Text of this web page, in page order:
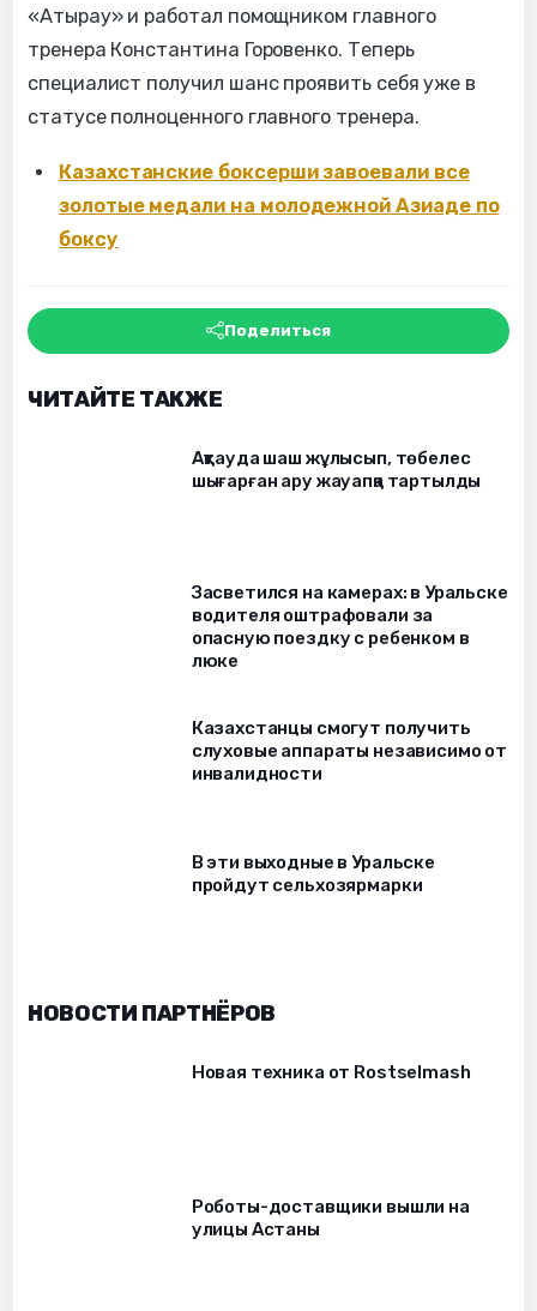
«Атырау» и работал помощником главного
тренера Константина Горовенко. Теперь
специалист получил шанс проявить себя уже в
статусе полноценного главного тренера.
Казахстанские боксерши завоевали все
золотые медали на молодежной Азиаде по
боксу
Поделиться
ЧИТАЙТЕ ТАКЖЕ
Ақтауда шаш жұлысып, төбелес
шығарған ару жауапқа тартылды
Засветился на камерах: в Уральске
водителя оштрафовали за
опасную поездку с ребенком в
люке
Казахстанцы смогут получить
слуховые аппараты независимо от
инвалидности
В эти выходные в Уральске
пройдут сельхозярмарки
НОВОСТИ ПАРТНЁРОВ
Новая техника от Rostselmash
Роботы-доставщики вышли на
улицы Астаны